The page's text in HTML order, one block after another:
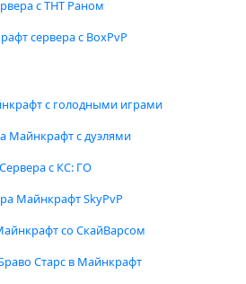
с ТНТ Раном
сервера с BoxPvP
с голодными играми
Майнкрафт с дуэлями
Сервера с КС: ГО
Майнкрафт SkyPvP
со СкайВарсом
Старс в Майнкрафт